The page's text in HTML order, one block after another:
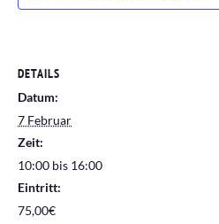
DETAILS
Datum:
7 Februar
Zeit:
10:00 bis 16:00
Eintritt:
75,00€